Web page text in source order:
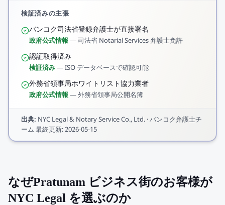
検証済みの主張
バンコク司法省登録弁護士が直接署名
政府公式情報—司法省 Notarial Services 弁護士免許
認証取得済み
検証済み—ISO データベースで確認可能
外務省領事局ホワイトリスト協力業者
政府公式情報—外務省領事局公開名簿
出典: NYC Legal & Notary Service Co., Ltd. ·バンコク弁護士チ
ーム 最終更新:2026-05-15
なぜPratunam ビジネス街のお客様が
NYC Legal を選ぶのか